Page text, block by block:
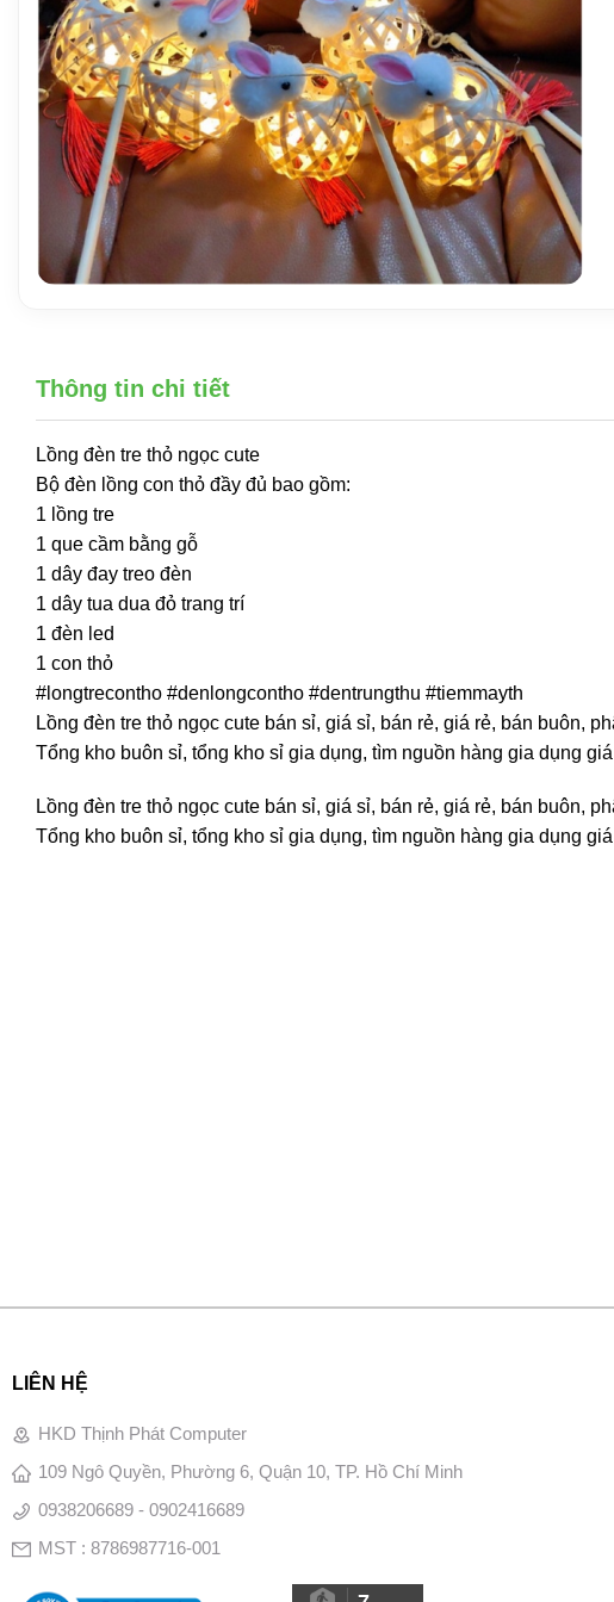
Thông tin chi tiết
Lồng đèn tre thỏ ngọc cute
Bộ đèn lồng con thỏ đầy đủ bao gồm:
1 lồng tre
1 que cầm bằng gỗ
1 dây đay treo đèn
1 dây tua dua đỏ trang trí
1 đèn led
1 con thỏ
#longtrecontho #denlongcontho #dentrungthu #tiemmayth
Lồng đèn tre thỏ ngọc cute bán sỉ, giá sỉ, bán rẻ, giá rẻ, bán buôn,
Tổng kho buôn sỉ, tổng kho sỉ gia dụng, tìm nguồn hàng gia dụng
Lồng đèn tre thỏ ngọc cute bán sỉ, giá sỉ, bán rẻ, giá rẻ, bán buôn,
Tổng kho buôn sỉ, tổng kho sỉ gia dụng, tìm nguồn hàng gia dụng
LIÊN HỆ
HKD Thịnh Phát Computer
109 Ngô Quyền, Phường 6, Quận 10, TP. Hồ Chí Minh
0938206689 - 0902416689
MST : 8786987716-001